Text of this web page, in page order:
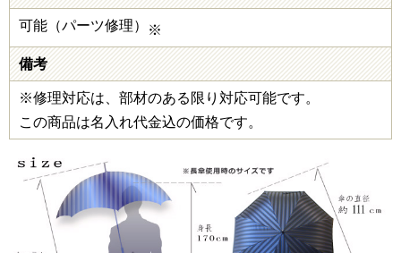
可能（パーツ修理） ※
備考
※修理対応は、部材のある限り対応可能です。
この商品は名入れ代金込の価格です。